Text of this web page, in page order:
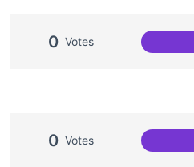
0 Votes
0 Votes